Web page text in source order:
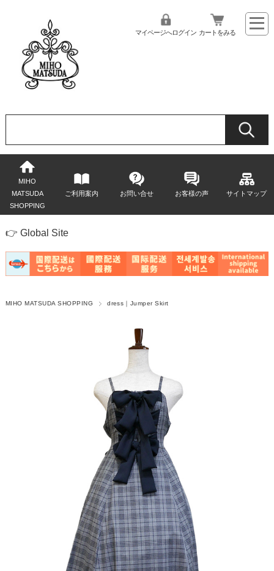
マイページへログイン カートをみる
MIHO
MATSUDA
SHOPPING
ご利用案内 お問い合せ お客様の声 サイトマップ
👉 Global Site
MIHO MATSUDA SHOPPING dress｜Jumper Skirt